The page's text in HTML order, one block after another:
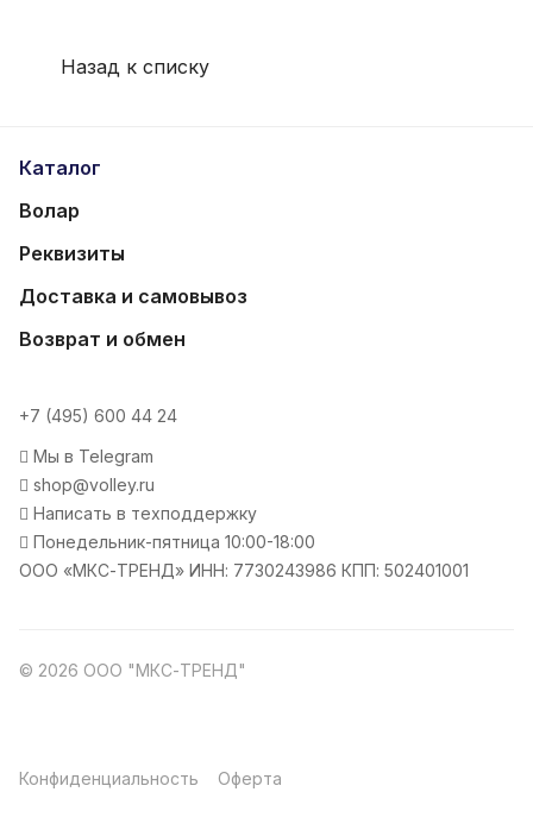
Назад к списку
Каталог
Волар
Реквизиты
Доставка и самовывоз
Возврат и обмен
+7 (495) 600 44 24
Мы в Telegram
shop@volley.ru
Написать в техподдержку
Понедельник-пятница 10:00-18:00
ООО «МКС-ТРЕНД» ИНН: 7730243986 КПП: 502401001
© 2026 ООО "МКС-ТРЕНД"
Конфиденциальность Оферта